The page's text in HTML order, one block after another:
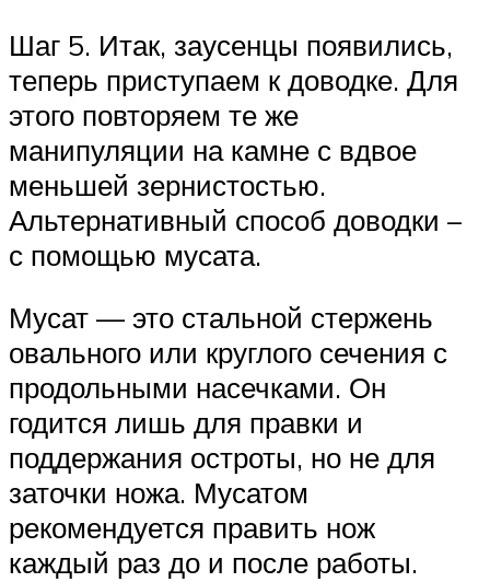
Шаг 5. Итак, заусенцы появились,
теперь приступаем к доводке. Для
этого повторяем те же
манипуляции на камне с вдвое
меньшей зернистостью.
Альтернативный способ доводки –
с помощью мусата.
Мусат — это стальной стержень
овального или круглого сечения с
продольными насечками. Он
годится лишь для правки и
поддержания остроты, но не для
заточки ножа. Мусатом
рекомендуется править нож
каждый раз до и после работы.